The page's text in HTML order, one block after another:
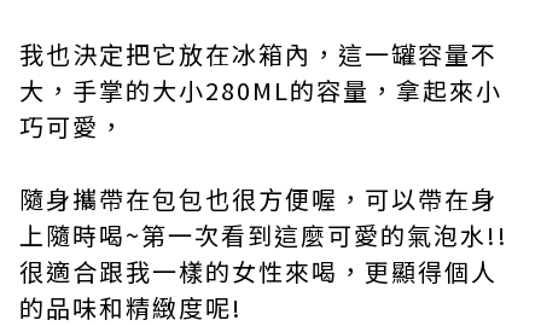
我也決定把它放在冰箱內，這一罐容量不
大，手掌的大小280ML的容量，拿起來小
巧可愛，
隨身攜帶在包包也很方便喔，可以帶在身
上隨時喝~第一次看到這麼可愛的氣泡水!!
很適合跟我一樣的女性來喝，更顯得個人
的品味和精緻度呢!